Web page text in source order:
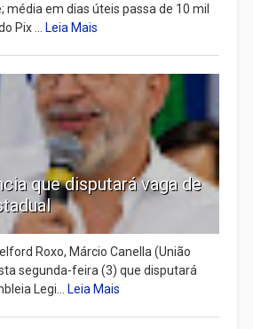
média em dias úteis passa de 10 mil
Pix ... Leia Mais
que disputará vaga de
Roxo, Márcio Canella (União
segunda-feira (3) que disputará
Legi... Leia Mais